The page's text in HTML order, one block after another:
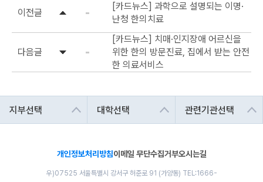
이전글
[카드뉴스] 과학으로 설명되는 이명·
난청 한의치료
다음글
[카드뉴스] 치매·인지장애 어르신을
위한 한의 방문진료, 집에서 받는 안전
한 의료서비스
개인정보처리방침이메일 무단수집거부오시는길
우)07525 서울특별시 강서구 허준로 91 (가양동) TEL:1666-